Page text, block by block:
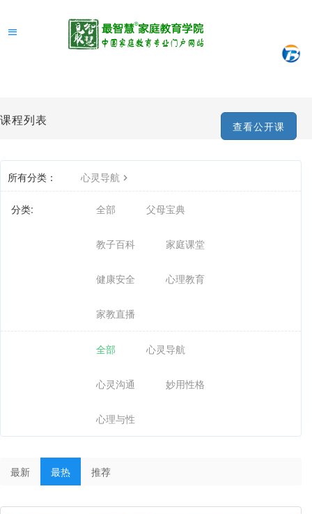
课程列表 查看公开课
所有分类： 心灵导航
分类: 全部 父母宝典
教子百科 家庭课堂
健康安全 心理教育
家教直播
全部 心灵导航
心灵沟通 妙用性格
心理与性
最新 最热 推荐